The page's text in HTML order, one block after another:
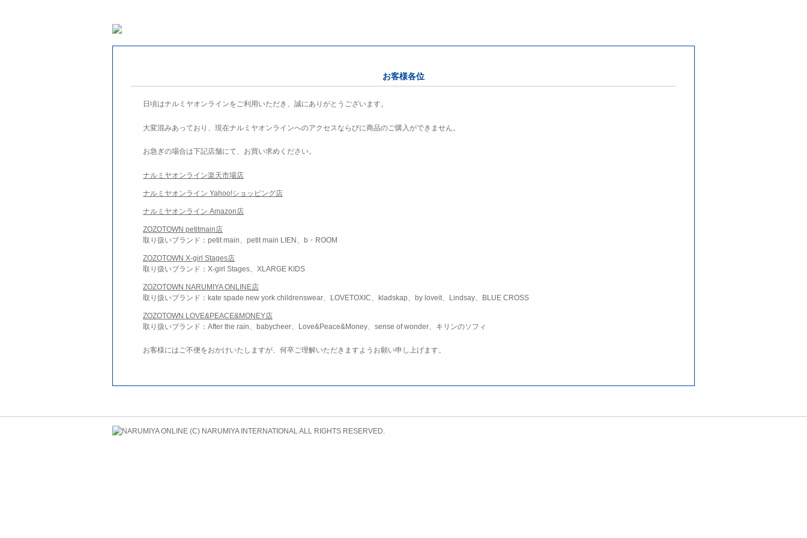
お客様各位
日頃はナルミヤオンラインをご利用いただき、誠にありがとうございます。
大変混みあっており、現在ナルミヤオンラインへのアクセスならびに商品のご購入ができません。
お急ぎの場合は下記店舗にて、お買い求めください。
ナルミヤオンライン楽天市場店
ナルミヤオンライン Yahoo!ショッピング店
ナルミヤオンライン Amazon店
ZOZOTOWN petitmain店
取り扱いブランド：petit main、petit main LIEN、b・ROOM
ZOZOTOWN X-girl Stages店
取り扱いブランド：X-girl Stages、XLARGE KIDS
ZOZOTOWN NARUMIYA ONLINE店
取り扱いブランド：kate spade new york childrenswear、LOVETOXIC、kladskap、by loveit、Lindsay、BLUE CROSS
ZOZOTOWN LOVE&PEACE&MONEY店
取り扱いブランド：After the rain、babycheer、Love&Peace&Money、sense of wonder、キリンのソフィ
お客様にはご不便をおかけいたしますが、何卒ご理解いただきますようお願い申し上げます。